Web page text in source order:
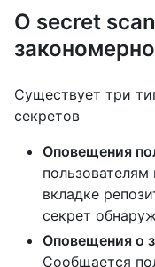
О secret
Существует три
секретов
Оповещения
пользователям
вкладке
секрет
Оповещения о
Сообщается